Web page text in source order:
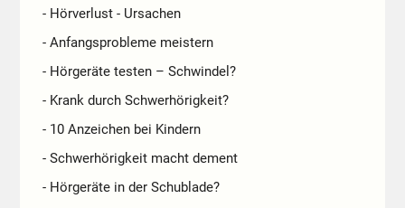
- Hörverlust - Ursachen
- Anfangsprobleme meistern
- Hörgeräte testen – Schwindel?
- Krank durch Schwerhörigkeit?
- 10 Anzeichen bei Kindern
- Schwerhörigkeit macht dement
- Hörgeräte in der Schublade?